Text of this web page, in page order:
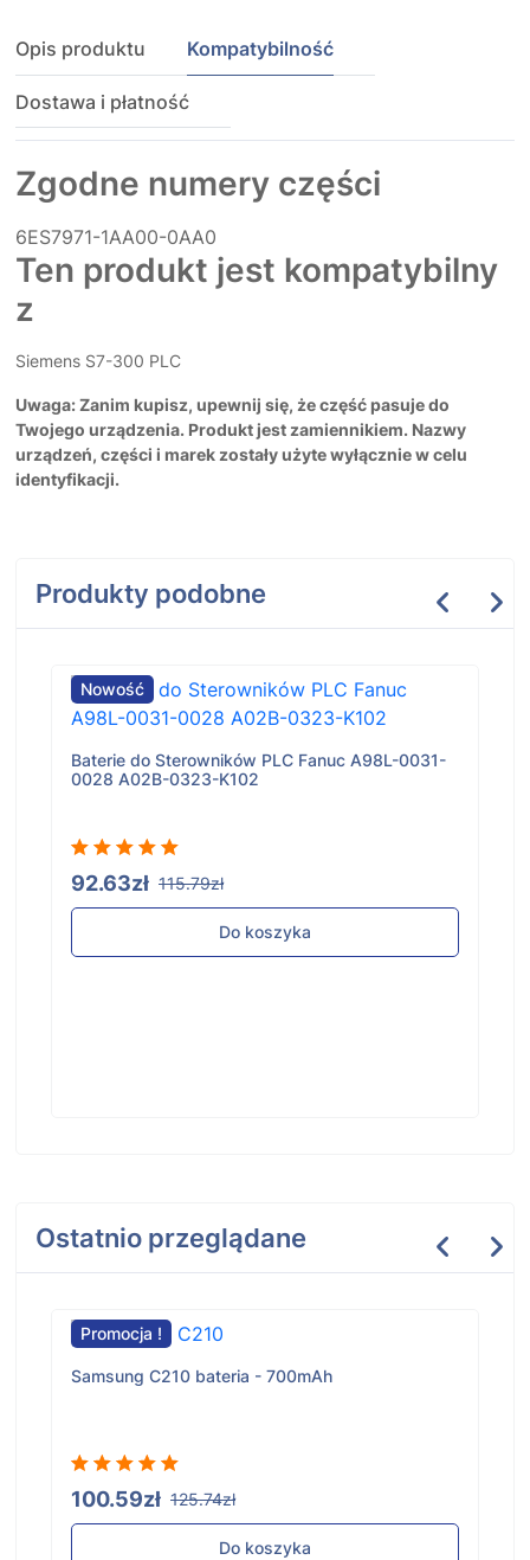
Opis produktu Kompatybilność
Dostawa i płatność
Zgodne numery części
6ES7971-1AA00-0AA0
Ten produkt jest kompatybilny
z
Siemens S7-300 PLC
Uwaga: Zanim kupisz, upewnij się, że część pasuje do
Twojego urządzenia. Produkt jest zamiennikiem. Nazwy
urządzeń, części i marek zostały użyte wyłącznie w celu
identyfikacji.
Produkty podobne
Nowość
Baterie do Sterowników PLC Fanuc A98L-0031-
0028 A02B-0323-K102
92.63zł 115.79zł
Do koszyka
Ostatnio przeglądane
Promocja !
Samsung C210 bateria - 700mAh
100.59zł 125.74zł
Do koszyka